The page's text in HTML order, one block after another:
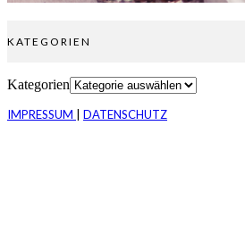
KATEGORIEN
Kategorien
IMPRESSUM DATENSCHUTZ